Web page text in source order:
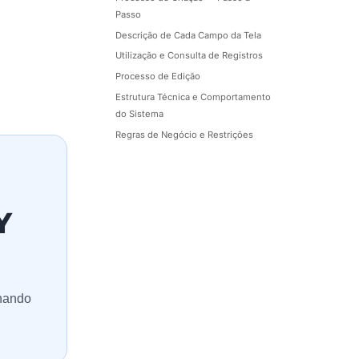
Passo
Descrição de Cada Campo da Tela
Utilização e Consulta de Registros
Processo de Edição
Estrutura Técnica e Comportamento
do Sistema
Regras de Negócio e Restrições